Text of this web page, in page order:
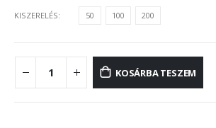
KISZERELÉS 50 100 200
KOSÁRBA TESZEM